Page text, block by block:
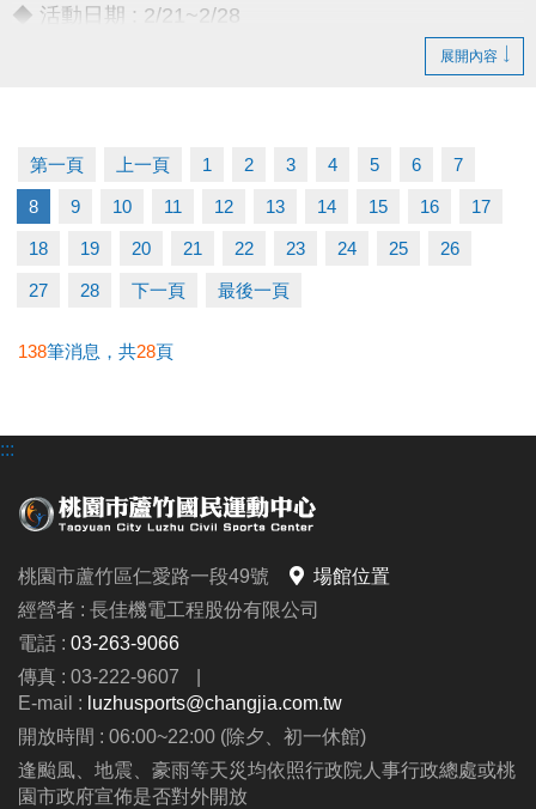
◆ 活動日期 : 2/21~2/28
【優惠2重奏】
◆ 參與任一課程即贈黑松FIN運動飲料一瓶(上課當天
發放)。
◆ 參與活動課程後，有報名3-4月課程者，享舊生9折
連絡資訊
-官網 :
-FB : 桃園市蘆竹國民運動中心
-IG : @luzhusports
展開內容
第一頁 上一頁 1 2 3 4 5 6 7
8 9 10 11 12 13 14 15 16 17
18 19 20 21 22 23 24 25 26
27 28 下一頁 最後一頁
138筆消息，共28頁
:::
桃園市蘆竹區仁愛路一段49號
場館位置
經營者 : 長佳機電工程股份有限公司
電話 : 03-263-9066
傳真 : 03-222-9607
E-mail : luzhusports@changjia.com.tw
開放時間 : 06:00~22:00 (除夕、初一休館)
逢颱風、地震、豪雨等天災均依照行政院人事行政總處或桃
園市政府宣佈是否對外開放